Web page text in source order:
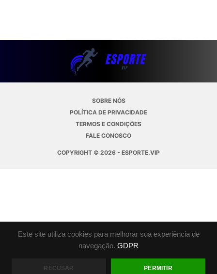
Este site utiliza cookies para melhorar sua experiência de
navegação. GDPR
RECUSAR PERMITIR
SOBRE NÓS
POLÍTICA DE PRIVACIDADE
TERMOS E CONDIÇÕES
FALE CONOSCO
COPYRIGHT © 2026 - ESPORTE.VIP